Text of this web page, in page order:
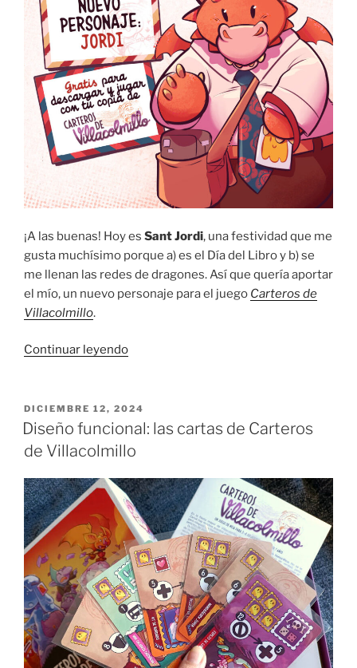
¡A las buenas! Hoy es Sant Jordi, una festividad que me
gusta muchísimo porque a) es el Día del Libro y b) se
me llenan las redes de dragones. Así que quería aportar
el mío, un nuevo personaje para el juego Carteros de
Villacolmillo.
Continuar leyendo«Nuevo
Carteros
de
Villacolmillo:
PUBLICADO
EL
DICIEMBRE 12, 2024
Diseño funcional: las cartas de Carteros
de Villacolmillo